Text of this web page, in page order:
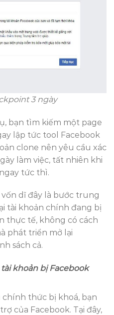
3 ngày
bạn tìm kiếm một page
lập tức tool Facebook
clone nên yêu cầu xác
làm việc, tất nhiên khi
tức thì.
dĩ đây là bước trung
tài khoản chính đang bị
thực tế, không có cách
phát triển mở lại
sách cả.
khoản bị Facebook
thức bị khoá, bạn
của Facebook. Tại đây,